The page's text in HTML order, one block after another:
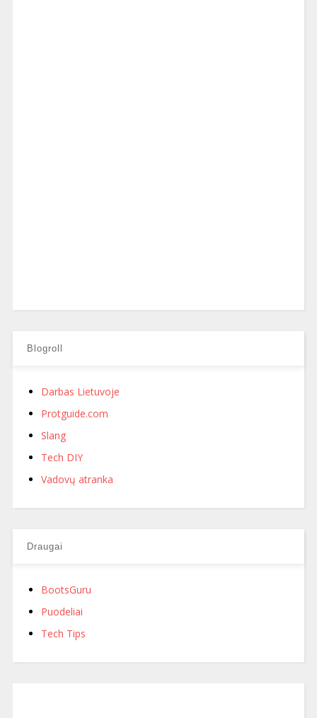
Blogroll
Darbas Lietuvoje
Protguide.com
Slang
Tech DIY
Vadovų atranka
Draugai
BootsGuru
Puodeliai
Tech Tips